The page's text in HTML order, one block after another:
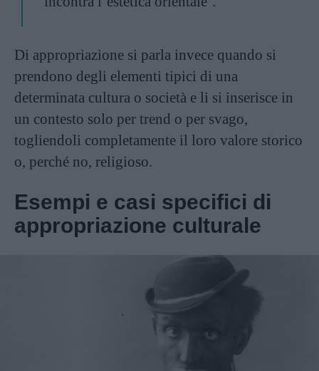
Di appropriazione si parla invece quando si
prendono degli elementi tipici di una
determinata cultura o società e li si inserisce in
un contesto solo per trend o per svago,
togliendoli completamente il loro valore storico
o, perché no, religioso.
Esempi e casi specifici di
appropriazione culturale